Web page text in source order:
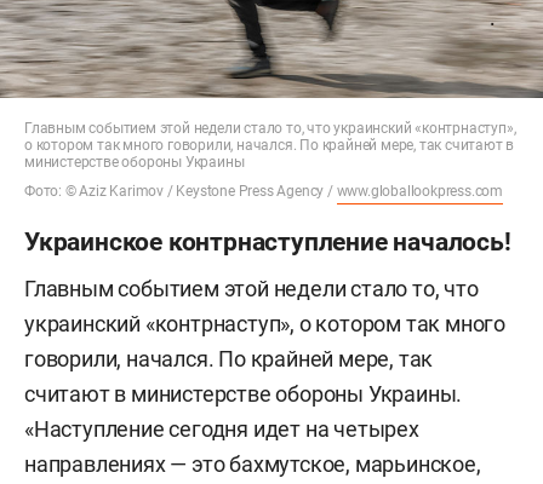
Главным событием этой недели стало то, что украинский «контрнаступ»,
о котором так много говорили, начался. По крайней мере, так считают в
министерстве обороны Украины
Фото: © Aziz Karimov / Keystone Press Agency / www.globallookpress.com
Украинское контрнаступление началось!
Главным событием этой недели стало то, что
украинский «контрнаступ», о котором так много
говорили, начался. По крайней мере, так
считают в министерстве обороны Украины.
«Наступление сегодня идет на четырех
направлениях — это бахмутское, марьинское,